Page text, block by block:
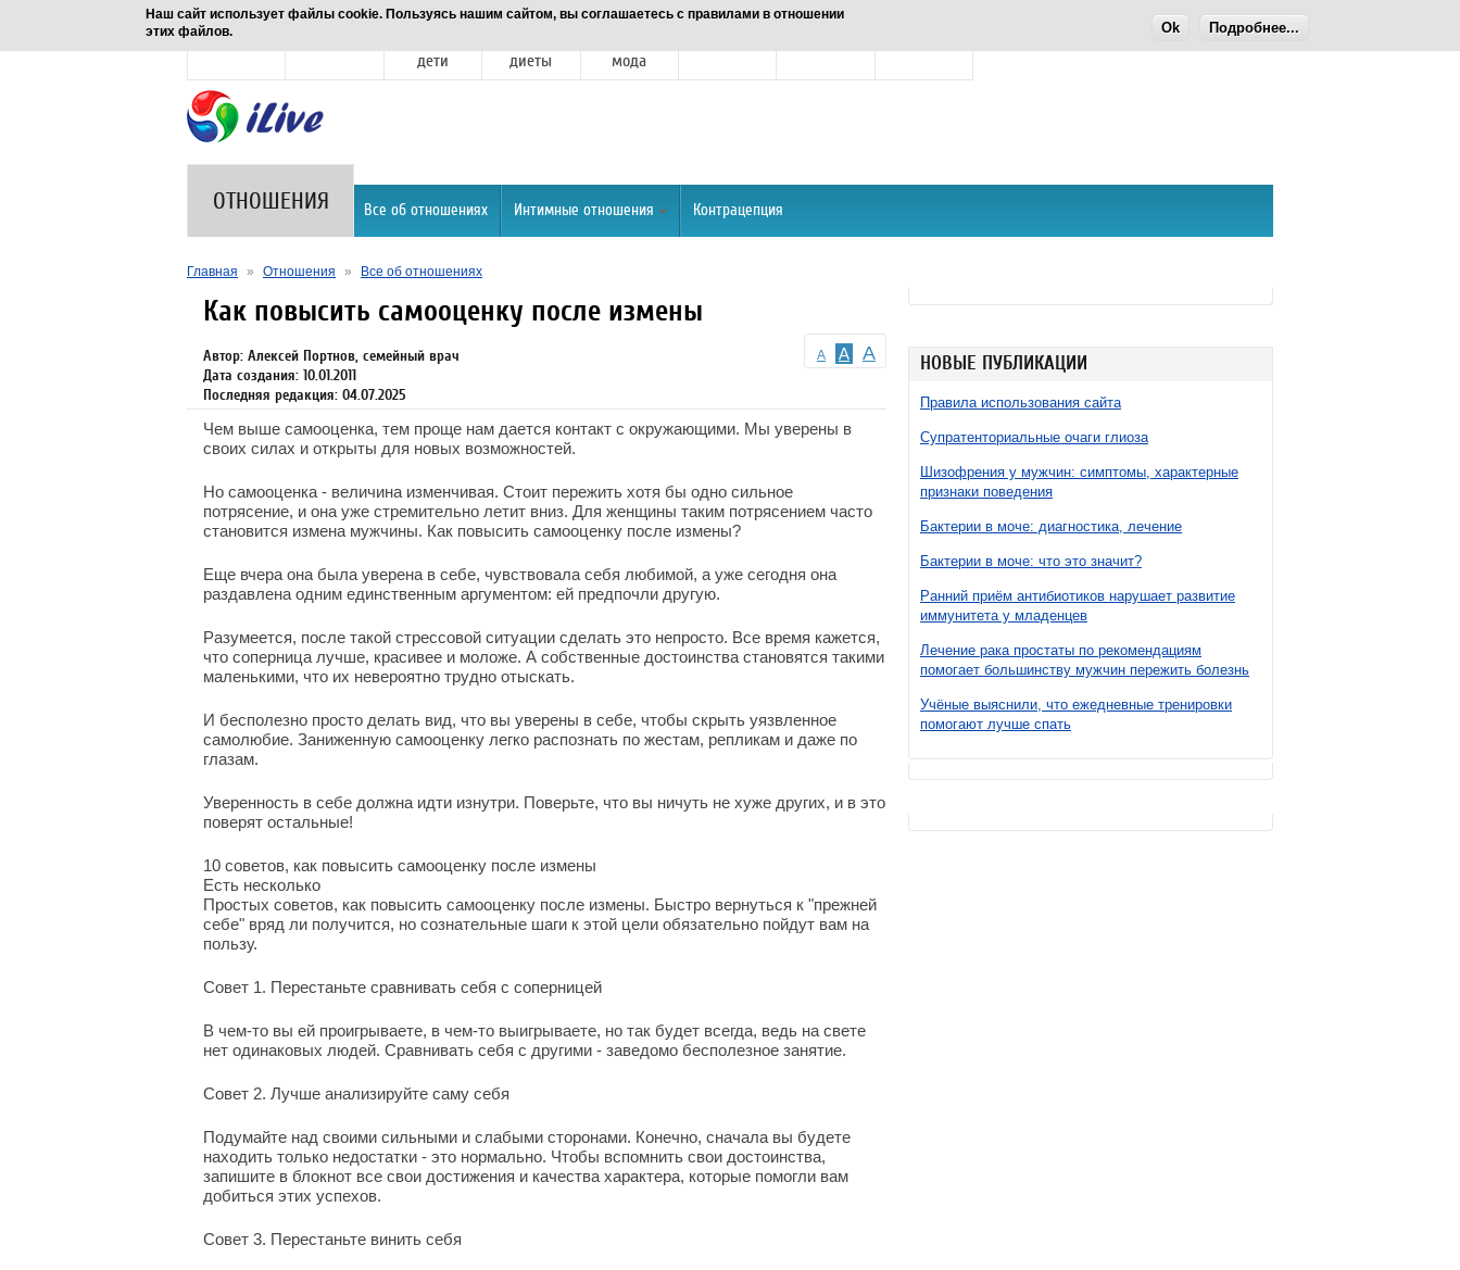
Наш сайт использует файлы cookie. Пользуясь нашим сайтом, вы соглашаетесь с правилами в отношении
этих файлов.
Ok Подробнее...
Новости
дети
диеты
мода
ОТНОШЕНИЯ Все об отношениях Интимные отношения Контрацепция
Главная » Отношения » Все об отношениях
НОВЫЕ ПУБЛИКАЦИИ
Правила использования сайта
Супратенториальные очаги глиоза
Шизофрения у мужчин: симптомы, характерные
признаки поведения
Бактерии в моче: диагностика, лечение
Бактерии в моче: что это значит?
Ранний приём антибиотиков нарушает развитие
иммунитета у младенцев
Лечение рака простаты по рекомендациям
помогает большинству мужчин пережить болезнь
Учёные выяснили, что ежедневные тренировки
помогают лучше спать
A A A
Как повысить самооценку после измены
Автор: Алексей Портнов, семейный врач
Дата создания: 10.01.2011
Последняя редакция: 04.07.2025
Чем выше самооценка, тем проще нам дается контакт с окружающими. Мы уверены в
своих силах и открыты для новых возможностей.
Но самооценка - величина изменчивая. Стоит пережить хотя бы одно сильное
потрясение, и она уже стремительно летит вниз. Для женщины таким потрясением часто
становится измена мужчины. Как повысить самооценку после измены?
Еще вчера она была уверена в себе, чувствовала себя любимой, а уже сегодня она
раздавлена одним единственным аргументом: ей предпочли другую.
Разумеется, после такой стрессовой ситуации сделать это непросто. Все время кажется,
что соперница лучше, красивее и моложе. А собственные достоинства становятся такими
маленькими, что их невероятно трудно отыскать.
И бесполезно просто делать вид, что вы уверены в себе, чтобы скрыть уязвленное
самолюбие. Заниженную самооценку легко распознать по жестам, репликам и даже по
глазам.
Уверенность в себе должна идти изнутри. Поверьте, что вы ничуть не хуже других, и в это
поверят остальные!
10 советов, как повысить самооценку после измены
Есть несколько
Простых советов, как повысить самооценку после измены. Быстро вернуться к "прежней
себе" вряд ли получится, но сознательные шаги к этой цели обязательно пойдут вам на
пользу.
Совет 1. Перестаньте сравнивать себя с соперницей
В чем-то вы ей проигрываете, в чем-то выигрываете, но так будет всегда, ведь на свете
нет одинаковых людей. Сравнивать себя с другими - заведомо бесполезное занятие.
Совет 2. Лучше анализируйте саму себя
Подумайте над своими сильными и слабыми сторонами. Конечно, сначала вы будете
находить только недостатки - это нормально. Чтобы вспомнить свои достоинства,
запишите в блокнот все свои достижения и качества характера, которые помогли вам
добиться этих успехов.
Совет 3. Перестаньте винить себя